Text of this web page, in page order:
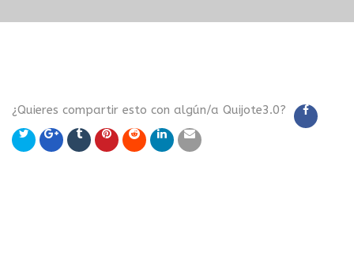
¿Quieres compartir esto con algún/a Quijote3.0?